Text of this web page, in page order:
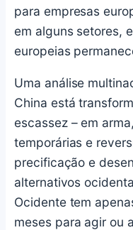
para empresas
em alguns setores,
europeias
Uma análise
China está
escassez – em
temporárias e
precificação e
alternativos
Ocidente tem
meses para agir ou